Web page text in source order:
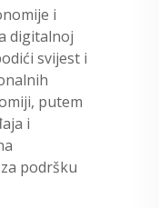
i
digitalnoj
svijest i
putem
i
podršku